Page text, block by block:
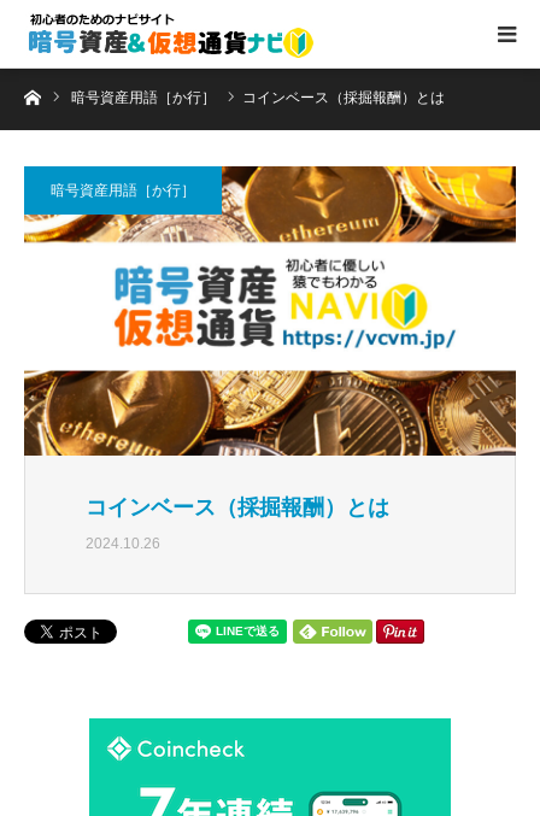
ホーム暗号資産用語［か行］ コインベース（採掘報酬）とは
暗号資産用語［か行］
コインベース（採掘報酬）とは
2024.10.26